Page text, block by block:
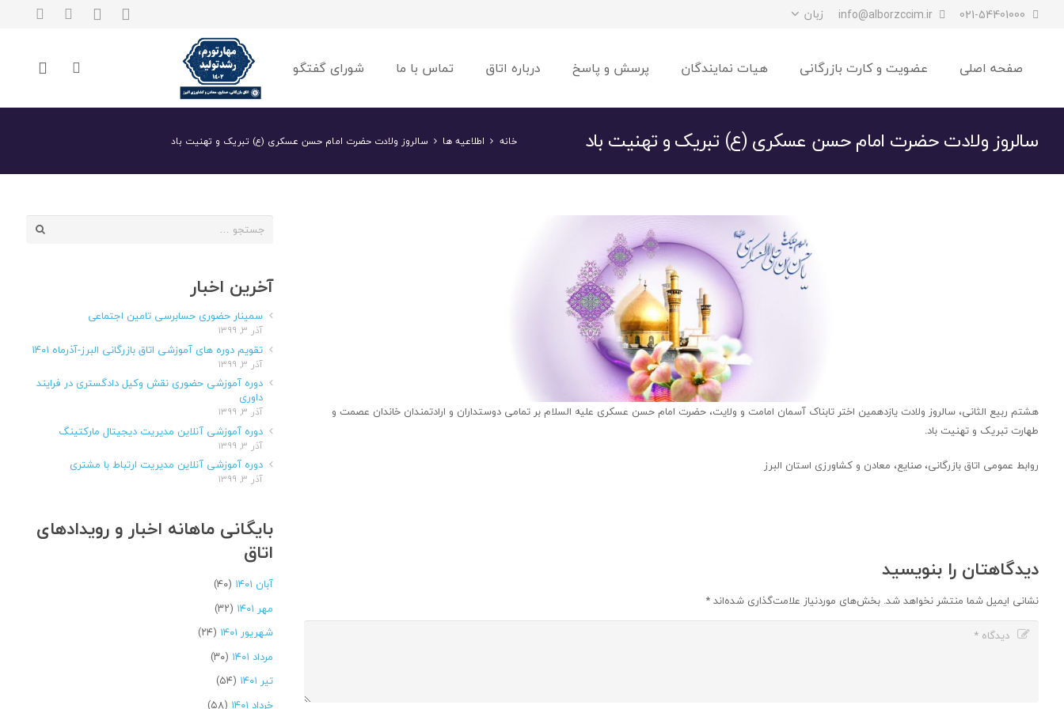
021-54401000
info@alborzccim.ir زبان
صفحه اصلی عضویت و کارت بازرگانی هیات نمایندگان پرسش و پاسخ درباره اتاق تماس با ما شورای گفتگو
سالروز ولادت حضرت امام حسن عسکری (ع) تبریک و تهنیت باد خانه اطلاعیه ها سالروز ولادت حضرت امام حسن عسکری (ع) تبریک و تهنیت باد
هشتم ربیع الثانی، سالروز ولادت یازدهمین اختر تابناک آسمان امامت و ولایت، حضرت امام حسن عسکری علیه السلام بر تمامی دوستداران و ارادتمندان خاندان عصمت و
طهارت تبریک و تهنیت باد.
روابط عمومی اتاق بازرگانی، صنایع، معادن و کشاورزی استان البرز
دیدگاهتان را بنویسید
نشانی ایمیل شما منتشر نخواهد شد. بخش‌های موردنیاز علامت‌گذاری شده‌اند*
جستجو
آخرین اخبار
سمینار حضوری حسابرسی تامین اجتماعی
آذر ۳, ۱۳۹۹
تقویم دوره های آموزشی اتاق بازرگانی البرز-آذرماه ۱۴۰۱
آذر ۳, ۱۳۹۹
دوره آموزشی حضوری نقش وکیل دادگستری در فرایند
داوری
آذر ۳, ۱۳۹۹
دوره آموزشی آنلاین مدیریت دیجیتال مارکتینگ
آذر ۳, ۱۳۹۹
دوره آموزشی آنلاین مدیریت ارتباط با مشتری
آذر ۳, ۱۳۹۹
بایگانی ماهانه اخبار و رویدادهای
اتاق
آبان ۱۴۰۱
(۴۰)
مهر ۱۴۰۱
(۳۲)
شهریور ۱۴۰۱
(۲۴)
مرداد ۱۴۰۱
(۳۰)
تیر ۱۴۰۱
(۵۴)
خرداد ۱۴۰۱
(۵۸)